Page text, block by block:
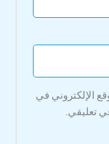
الإلكتروني في
تعليقي.